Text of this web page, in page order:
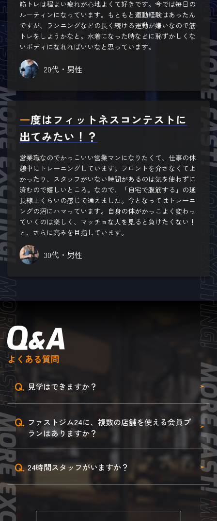
筋トレは程よい疲れが心地よくて好きです。今では毎日の
ルーティンになっています。もともと運動経験はあったん
ですが、ランニングなどの長く続ける運動が嫌いなので筋
トレをしようかなと。水着になった時などに恥ずかしくな
いボディになれればいいなと思っています。
20代・男性
一度はフィットネスコンテストに
出てみたい！？
営業職なのでかっこいい営業マンになりたくて、仕事の休
憩中にトレーニングしています。フロントを介さなくてよ
かったり、スタッフがいない時間があるのは気を使わずに
済むので嬉しいところ。なので、「自宅で腹筋する」の延
長線上くらいの感じで通えました。今となってはトレーニ
ングの沼にハマっています。自身の体がかっこよく変わっ
ていくのは楽しく、マッチョな人を見ると負けたくない！
と、さらに高みを目指しています。
30代・男性
よくある質問
Q. 見学はできますか？
Q. ファストジム24に、複数の店舗を使える会員プ
ランはありますか？
Q. 24時間スタッフがいますか？